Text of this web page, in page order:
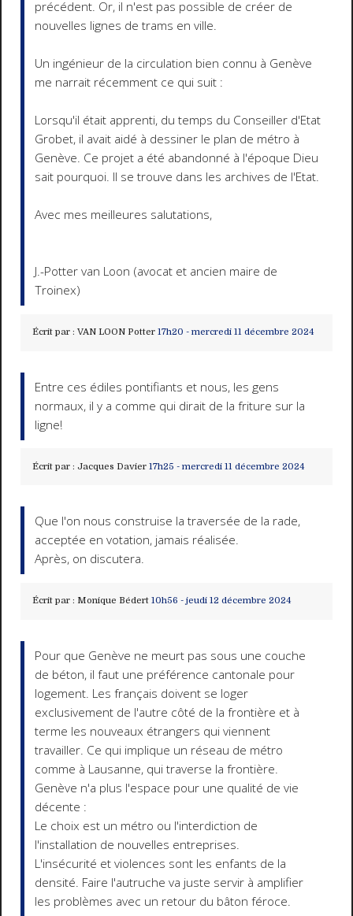
précédent. Or, il n'est pas possible de créer de
nouvelles lignes de trams en ville.
Un ingénieur de la circulation bien connu à Genève
me narrait récemment ce qui suit :
Lorsqu'il était apprenti, du temps du Conseiller d'Etat
Grobet, il avait aidé à dessiner le plan de métro à
Genève. Ce projet a été abandonné à l'époque Dieu
sait pourquoi. Il se trouve dans les archives de l'Etat.
Avec mes meilleures salutations,
J.-Potter van Loon (avocat et ancien maire de
Troinex)
Écrit par : VAN LOON Potter 17h20 - mercredi 11 décembre 2024
Entre ces édiles pontifiants et nous, les gens
normaux, il y a comme qui dirait de la friture sur la
ligne!
Écrit par : Jacques Davier 17h25 - mercredi 11 décembre 2024
Que l'on nous construise la traversée de la rade,
acceptée en votation, jamais réalisée.
Après, on discutera.
Écrit par : Monique Bédert 10h56 - jeudi 12 décembre 2024
Pour que Genève ne meurt pas sous une couche
de béton, il faut une préférence cantonale pour
logement. Les français doivent se loger
exclusivement de l'autre côté de la frontière et à
terme les nouveaux étrangers qui viennent
travailler. Ce qui implique un réseau de métro
comme à Lausanne, qui traverse la frontière.
Genève n'a plus l'espace pour une qualité de vie
décente :
Le choix est un métro ou l'interdiction de
l'installation de nouvelles entreprises.
L'insécurité et violences sont les enfants de la
densité. Faire l'autruche va juste servir à amplifier
les problèmes avec un retour du bâton féroce.